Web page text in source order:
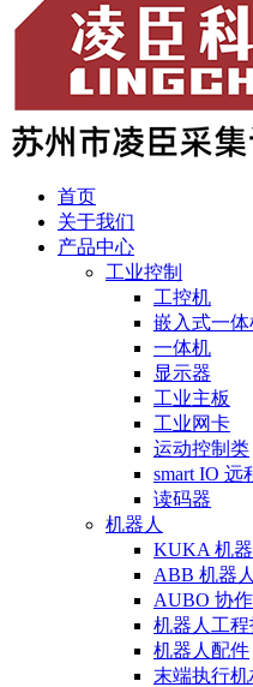
首页
关于我们
产品中心
工业控制
工控机
嵌入式一体
一体机
显示器
工业主板
工业网卡
运动控制类
smart IO 远
读码器
机器人
KUKA 机器
ABB 机器人
AUBO 协
机器人工
机器人配件
末端执行机